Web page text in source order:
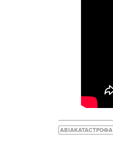
АВІАКАТАСТРОФА